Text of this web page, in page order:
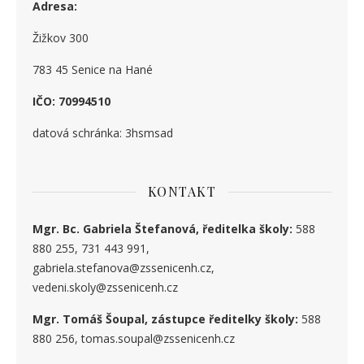
Adresa:
Žižkov 300
783 45 Senice na Hané
IČO: 70994510
datová schránka: 3hsmsad
KONTAKT
Mgr. Bc. Gabriela Štefanová, ředitelka školy: 588
880 255, 731 443 991,
gabriela.stefanova@zssenicenh.cz,
vedeni.skoly@zssenicenh.cz
Mgr. Tomáš Šoupal, zástupce ředitelky školy: 588
880 256, tomas.soupal@zssenicenh.cz